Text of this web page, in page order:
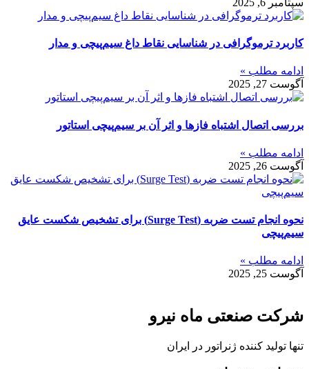
کاربرد ترموگرافی در شناسایی نقاط داغ سیم‌پیچی و مدار
ادامه مطلب »
آگوست 27, 2025
بررسی اتصال اشتباه فازها و اثر آن بر سیم‌پیچی استاتور
ادامه مطلب »
آگوست 26, 2025
نحوه انجام تست ضربه (Surge Test) برای تشخیص شکست عایق
سیم‌پیچی
ادامه مطلب »
آگوست 25, 2025
شرکت صنعتی ماه نیرو
تنها تولید کننده ژنراتور در ایران